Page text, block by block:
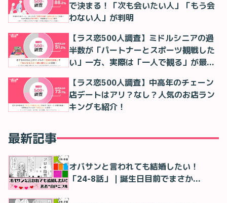
で決まる！「次も会いたい人」「もう会
わない人」が判明
【ラス恋500人調査】ミドルシニアの過
半数が「パートナーとスポーツ観戦した
い」一方、実際は「一人で観る」が最多
【ラス恋500人調査】中高年のチェーン
店デートはアリ？なし？人気のお店ラン
キングも紹介！
最新記事
オバサンと言われても結婚したい！
「24-8話」｜誕生日目前でまさか…